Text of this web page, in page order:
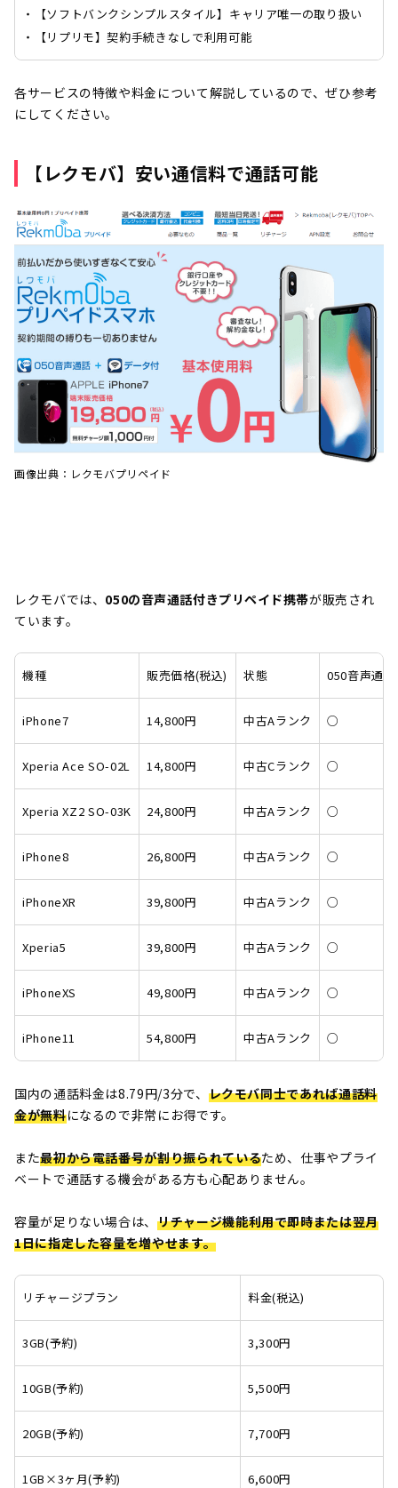
・【ソフトバンクシンプルスタイル】キャリア唯一の取り
・【リプリモ】契約手続きなしで利用可能
各サービスの特徴や料金について解説しているので、ぜひ参考
にしてください。
【レクモバ】安い通信料で通話可能
画像出典：レクモバプリペイド
レクモバでは、 050の音声通話付きプリペイド携帯が販売され
ています。
機種 販売価格(税込) 状態 050音声通
iPhone7 14,800円 中古Aランク ○
Xperia Ace SO-02L 14,800円 中古Cランク ○
Xperia XZ2 SO-03K 24,800円 中古Aランク ○
iPhone8 26,800円 中古Aランク ○
iPhoneXR 39,800円 中古Aランク ○
Xperia5 39,800円 中古Aランク ○
iPhoneXS 49,800円 中古Aランク ○
iPhone11 54,800円 中古Aランク ○
国内の通話料金は8.79円/3分で、 レクモバ同士であれば通話料
金が無料になるので非常にお得です。
また最初から電話番号が割り振られているため、仕事やプライ
ベートで通話する機会がある方も心配ありません。
容量が足りない場合は、リチャージ機能利用で即時または翌月
1日に指定した容量を増やせます。
リチャージプラン 料金(税込)
3GB(予約) 3,300円
10GB(予約) 5,500円
20GB(予約) 7,700円
1GB×3ヶ月(予約) 6,600円